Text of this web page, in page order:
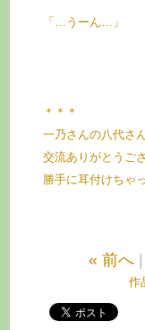
「…うーん…」
＊＊＊
一乃さんの八代さ
交流ありがとうご
勝手に耳付けちゃ
« 前へ
作